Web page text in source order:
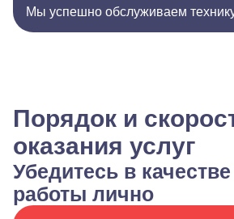
Мы успешно обслуживаем
Порядок и
оказания услуг
Убедитесь в
работы лично